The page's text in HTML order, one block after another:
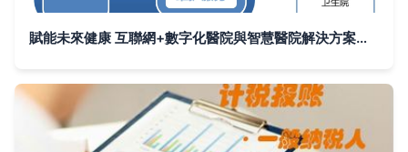
賦能未來健康 互聯網+數字化醫院與智慧醫院解決方案的信息咨詢服務探討